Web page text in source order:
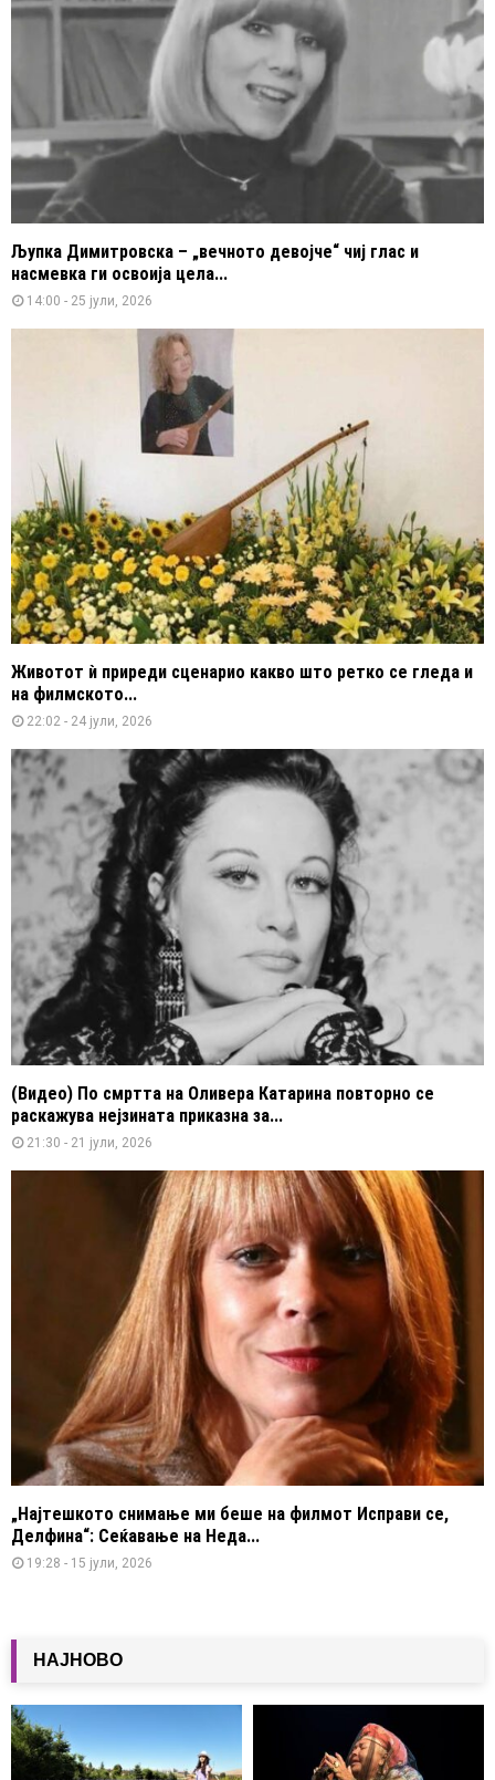
Љупка Димитровска – „вечното девојче“ чиј глас и
насмевка ги освоија цела...
14:00 - 25 јули, 2026
Животот ѝ приреди сценарио какво што ретко се гледа и
на филмското...
22:02 - 24 јули, 2026
(Видео) По смртта на Оливера Катарина повторно се
раскажува нејзината приказна за...
21:30 - 21 јули, 2026
„Најтешкото снимање ми беше на филмот Исправи се,
Делфина“: Сеќавање на Неда...
19:28 - 15 јули, 2026
НАЈНОВО